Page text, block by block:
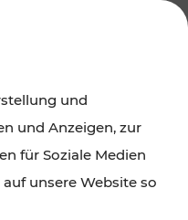
Burgenland
und
und Anzeigen, zur
für Soziale Medien
unsere Website so